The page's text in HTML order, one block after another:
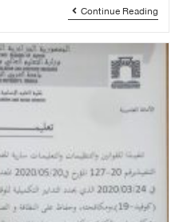
Continue Reading